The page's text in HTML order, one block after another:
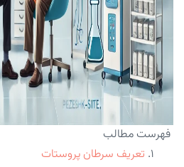
فهرست مطالب
تعریف سرطان پروستات